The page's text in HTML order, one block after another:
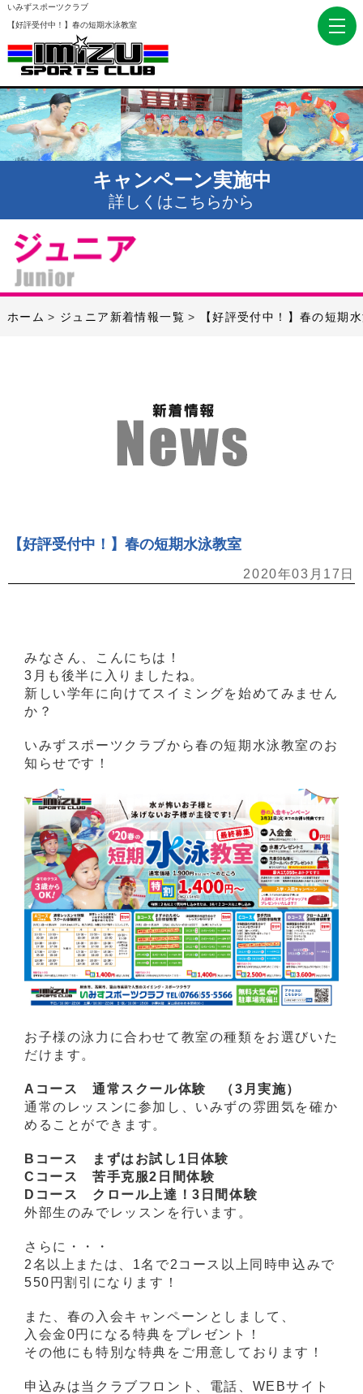
いみずスポーツクラブ
【好評受付中！】春の短期水泳教室
キャンペーン実施中
詳しくはこちらから
ホーム ジュニア新着情報一覧 【好評受付中！】春の短期
【好評受付中！】春の短期水泳教室
2020年03月17日
みなさん、こんにちは！
3月も後半に入りましたね。
新しい学年に向けてスイミングを始めてみません
か？
いみずスポーツクラブから春の短期水泳教室のお
知らせです！
お子様の泳力に合わせて教室の種類をお選びいた
だけます。
Aコース 通常スクール体験 （3月実施）
通常のレッスンに参加し、いみずの雰囲気を確か
めることができます。
Bコース まずはお試し1日体験
Cコース 苦手克服2日間体験
Dコース クロール上達！3日間体験
外部生のみでレッスンを行います。
さらに・・・
2名以上または、1名で2コース以上同時申込みで
550円割引になります！
また、春の入会キャンペーンとしまして、
入会金0円になる特典をプレゼント！
その他にも特別な特典をご用意しております！
申込みは当クラブフロント、電話、WEBサイト